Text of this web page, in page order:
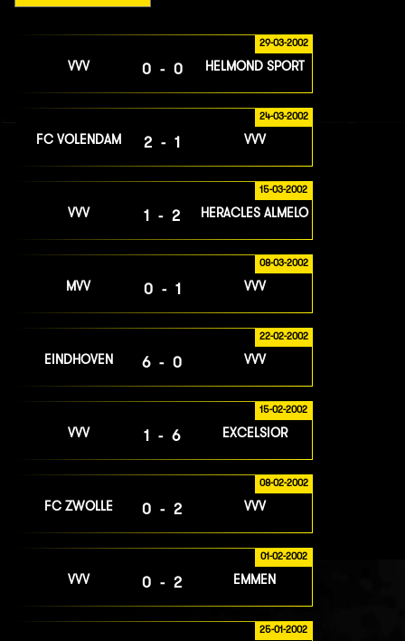
29-03-2002
VVV 0-0 HELMOND SPORT
24-03-2002
FC VOLENDAM 2-1 VVV
15-03-2002
VVV 1-2 HERACLES ALMELO
08-03-2002
MVV 0-1 VVV
22-02-2002
EINDHOVEN 6-0 VVV
15-02-2002
VVV 1-6 EXCELSIOR
08-02-2002
FC ZWOLLE 0-2 VVV
01-02-2002
VVV 0-2 EMMEN
25-01-2002